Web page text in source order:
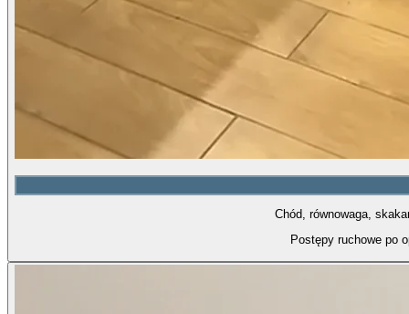
Chód, równowaga,
Postępy ruchowe po